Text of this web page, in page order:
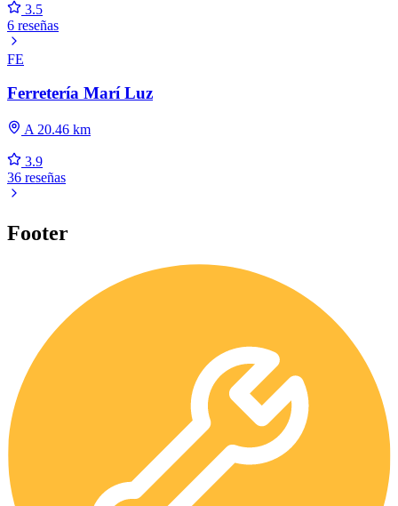
3.5
6 reseñas
FE
Ferretería Marí Luz
A 20.46 km
3.9
36 reseñas
Footer